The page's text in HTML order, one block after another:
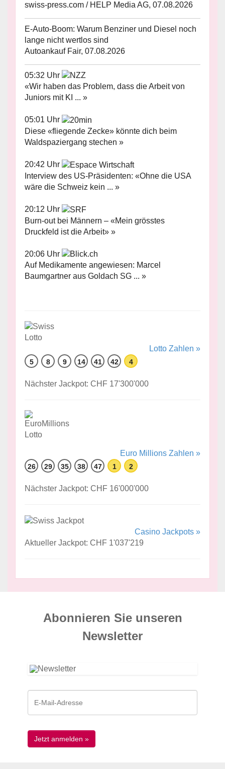
swiss-press.com / HELP Media AG, 07.08.2026
E-Auto-Boom: Warum Benziner und Diesel noch
lange nicht wertlos sind
Autoankauf Fair, 07.08.2026
05:32 Uhr
«Wir haben das Problem, dass die Arbeit von
Juniors mit KI ... »
05:01 Uhr
Diese «fliegende Zecke» könnte dich beim
Waldspaziergang stechen »
20:42 Uhr
Interview des US-Präsidenten: «Ohne die USA
wäre die Schweiz kein ... »
20:12 Uhr
Burn-out bei Männern – «Mein grösstes
Druckfeld ist die Arbeit» »
20:06 Uhr
Auf Medikamente angewiesen: Marcel
Baumgartner aus Goldach SG ... »
Lotto Zahlen »
5 8 9 14 41 42 4
Nächster Jackpot: CHF 17'300'000
Euro Millions Zahlen »
26 29 35 38 47 1 2
Nächster Jackpot: CHF 16'000'000
Casino Jackpots »
Aktueller Jackpot: CHF 1'037'219
Abonnieren Sie unseren
News­letter